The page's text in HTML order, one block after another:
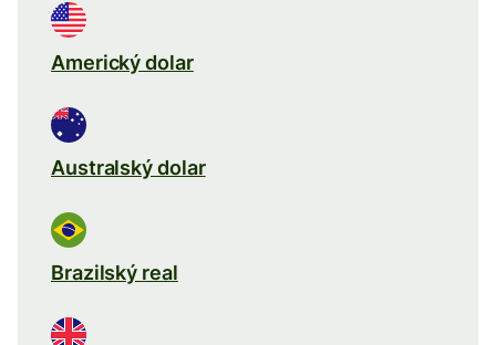
Americký dolar
Australský dolar
Brazilský real